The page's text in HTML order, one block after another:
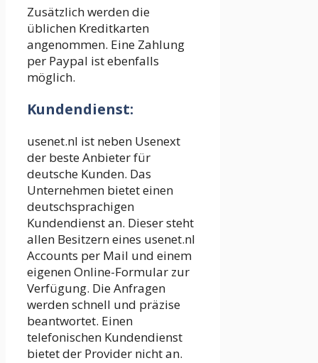
Zusätzlich werden die
üblichen Kreditkarten
angenommen. Eine Zahlung
per Paypal ist ebenfalls
möglich.
Kundendienst:
usenet.nl ist neben Usenext
der beste Anbieter für
deutsche Kunden. Das
Unternehmen bietet einen
deutschsprachigen
Kundendienst an. Dieser steht
allen Besitzern eines usenet.nl
Accounts per Mail und einem
eigenen Online-Formular zur
Verfügung. Die Anfragen
werden schnell und präzise
beantwortet. Einen
telefonischen Kundendienst
bietet der Provider nicht an.